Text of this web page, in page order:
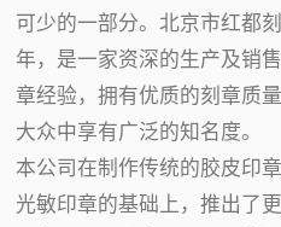
可少的一部分。北京市红都
年，是一家资深的生产及销
章经验，拥有优质的刻章质
大众中享有广泛的知名度。
本公司在制作传统的胶皮印
光敏印章的基础上，推出了